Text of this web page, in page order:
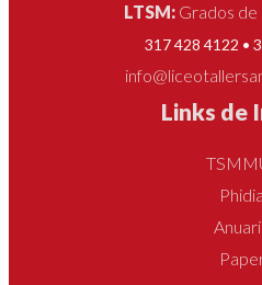
LTSM: Grados de
317 428 4122 •
Links de